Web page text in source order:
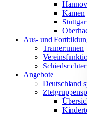
Kamen
Aus- und
Trainer:innen
Angebote
Deutschland